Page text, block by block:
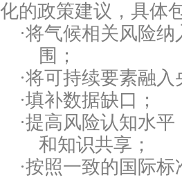
化的政策建议，具体
·将气候相关风险
围；
·将可持续要素融
·填补数据缺口；
·提高风险认知水
和知识共享；
·按照一致的国际